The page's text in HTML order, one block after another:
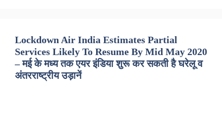
Lockdown Air India Estimates Partial
Services Likely To Resume By Mid May 2020
– मई के मध्य तक एयर इंडिया शुरू कर सकती है घरेलू व
अंतरराष्ट्रीय उड़ानें